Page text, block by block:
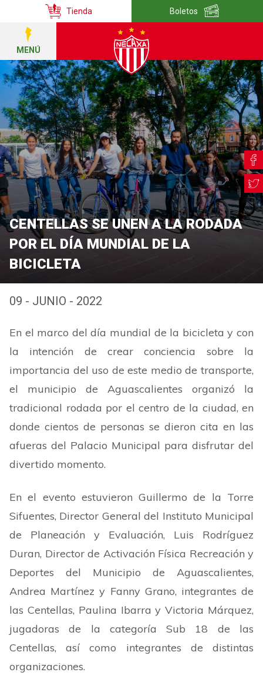
Tienda Boletos
MENÚ
CENTELLAS SE UNEN A LA RODADA
POR EL DÍA MUNDIAL DE LA
BICICLETA
09 - JUNIO - 2022
En el marco del día mundial de la bicicleta y con
la intención de crear conciencia sobre la
importancia del uso de este medio de transporte,
el municipio de Aguascalientes organizó la
tradicional rodada por el centro de la ciudad, en
donde cientos de personas se dieron cita en las
afueras del Palacio Municipal para disfrutar del
divertido momento.
En el evento estuvieron Guillermo de la Torre
Sifuentes, Director General del Instituto Municipal
de Planeación y Evaluación, Luis Rodríguez
Duran, Director de Activación Física Recreación y
Deportes del Municipio de Aguascalientes,
Andrea Martínez y Fanny Grano, integrantes de
las Centellas, Paulina Ibarra y Victoria Márquez,
jugadoras de la categoría Sub 18 de las
Centellas, así como integrantes de distintas
organizaciones.